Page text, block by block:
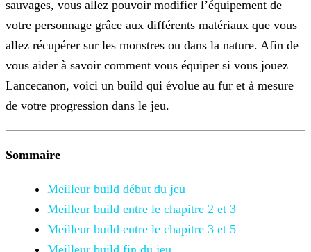
sauvages, vous allez pouvoir modifier l’équipement de
votre personnage grâce aux différents matériaux que vous
allez récupérer sur les monstres ou dans la nature. Afin de
vous aider à savoir comment vous équiper si vous jouez
Lancecanon, voici un build qui évolue au fur et à mesure
de votre progression dans le jeu.
Sommaire
Meilleur build début du jeu
Meilleur build entre le chapitre 2 et 3
Meilleur build entre le chapitre 3 et 5